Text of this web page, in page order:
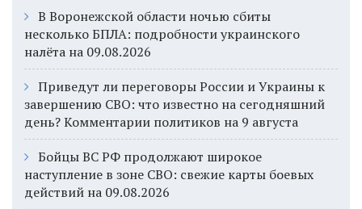
В Воронежской области ночью сбиты
несколько БПЛА: подробности украинского
налёта на 09.08.2026
Приведут ли переговоры России и Украины к
завершению СВО: что известно на сегодняшний
день? Комментарии политиков на 9 августа
Бойцы ВС РФ продолжают широкое
наступление в зоне СВО: свежие карты боевых
действий на 09.08.2026